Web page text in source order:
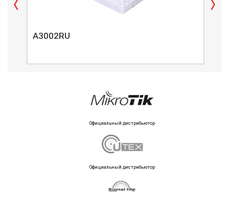
A3002RU
Официальный дистрибьютор
Официальный дистрибьютор